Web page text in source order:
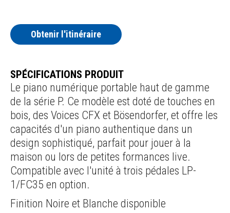
Obtenir l'itinéraire
SPÉCIFICATIONS PRODUIT
Le piano numérique portable haut de gamme
de la série P. Ce modèle est doté de touches en
bois, des Voices CFX et Bösendorfer, et offre les
capacités d'un piano authentique dans un
design sophistiqué, parfait pour jouer à la
maison ou lors de petites formances live.
Compatible avec l'unité à trois pédales LP-
1/FC35 en option.
Finition Noire et Blanche disponible